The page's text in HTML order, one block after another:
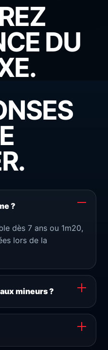
DU
?
dès 7 ans ou 1m20,
lors de la
mineurs ?